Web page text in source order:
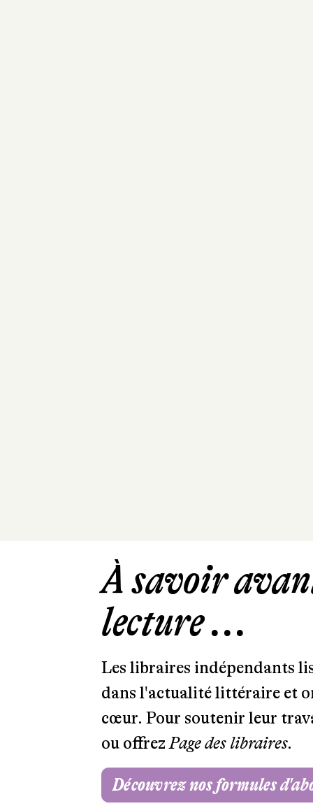
À savoir
lecture ...
Les libraires indépendants
dans l'actualité littéraire et
cœur. Pour soutenir leur
ou offrezPage des libraires.
Découvrez nos formules